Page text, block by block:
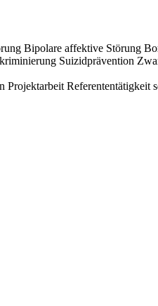
Bipolare affektive Störung
Suizidprävention
Projektarbeit Referententätigkeit